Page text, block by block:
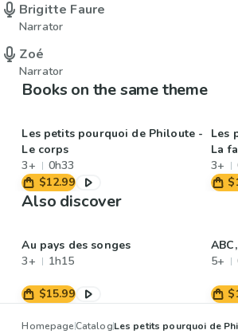
Brigitte Faure
Narrator
Zoé
Narrator
Books on the same theme
Les petits pourquoi de Philoute -
Le corps
3+
0h33
$12.99
Les
La
3+
Also discover
Au pays des songes
3+
1h15
$15.99
5+
HomepageCatalogLes petits pourquoi de